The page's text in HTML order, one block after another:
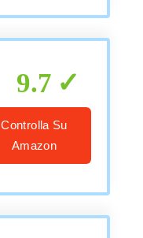
9.7
Controlla Su
Amazon